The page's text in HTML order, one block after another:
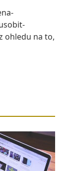
ohledu na to,